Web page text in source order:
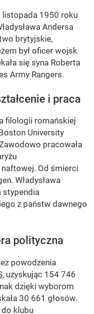
listopada 1950 roku
Andersa
brytyjskie,
był oficer wojsk
się syna Roberta
Army Rangers.
i praca
filologii romańskiej
University
pracowała
Od śmierci
Władysława
stypendia
z państw dawnego
polityczna
powodzenia
, uzyskując 154 746
dzięki wyborom
30 661 głosów.
do klubu